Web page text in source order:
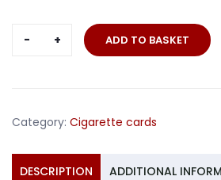
"Deutsche
quantity
ADD TO BASKET
Category: Cigarette cards
DESCRIPTION ADDITIONAL